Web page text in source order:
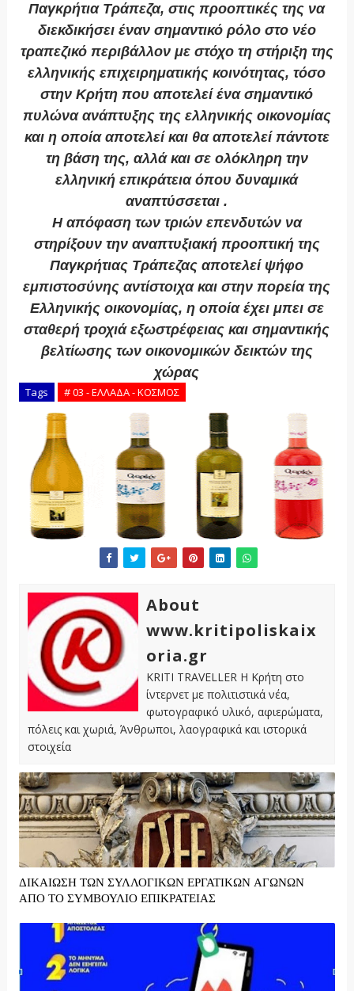
Παγκρήτια Τράπεζα, στις προοπτικές της να
διεκδικήσει έναν σημαντικό ρόλο στο νέο
τραπεζικό περιβάλλον με στόχο τη στήριξη της
ελληνικής επιχειρηματικής κοινότητας, τόσο
στην Κρήτη που αποτελεί ένα σημαντικό
πυλώνα ανάπτυξης της ελληνικής οικονομίας
και η οποία αποτελεί και θα αποτελεί πάντοτε
τη βάση της, αλλά και σε ολόκληρη την
ελληνική επικράτεια όπου δυναμικά
αναπτύσσεται .
Η απόφαση των τριών επενδυτών να
στηρίξουν την αναπτυξιακή προοπτική της
Παγκρήτιας Τράπεζας αποτελεί ψήφο
εμπιστοσύνης αντίστοιχα και στην πορεία της
Ελληνικής οικονομίας, η οποία έχει μπει σε
σταθερή τροχιά εξωστρέφειας και σημαντικής
βελτίωσης των οικονομικών δεικτών της
χώρας
Tags # 03 - ΕΛΛΑΔΑ - ΚΟΣΜΟΣ
About
www.kritipoliskaix
oria.gr
KRITI TRAVELLER Η Κρήτη στο
ίντερνετ με πολιτιστικά νέα,
φωτογραφικό υλικό, αφιερώματα,
πόλεις και χωριά, Άνθρωποι, λαογραφικά και ιστορικά
στοιχεία
ΔΙΚΑΙΩΣΗ ΤΩΝ ΣΥΛΛΟΓΙΚΩΝ ΕΡΓΑΤΙΚΩΝ ΑΓΩΝΩΝ
ΑΠΟ ΤΟ ΣΥΜΒΟΥΛΙΟ ΕΠΙΚΡΑΤΕΙΑΣ